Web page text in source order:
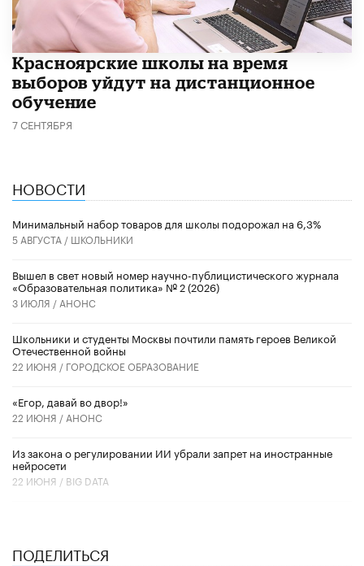
Красноярские школы на время
выборов уйдут на дистанционное
обучение
7 СЕНТЯБРЯ
НОВОСТИ
Минимальный набор товаров для школы подорожал на 6,3%
5 АВГУСТА / ШКОЛЬНИКИ
Вышел в свет новый номер научно-публицистического журнала
«Образовательная политика» № 2 (2026)
3 ИЮЛЯ / АНОНС
Школьники и студенты Москвы почтили память героев Великой
Отечественной войны
22 ИЮНЯ / ГОРОДСКОЕ ОБРАЗОВАНИЕ
«Егор, давай во двор!»
22 ИЮНЯ / АНОНС
Из закона о регулировании ИИ убрали запрет на иностранные
нейросети
22 ИЮНЯ / BIG DATA
ПОДЕЛИТЬСЯ